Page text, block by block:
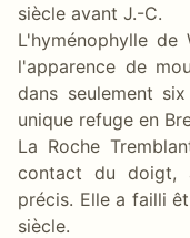
siècle avant J.-C.
L'hyménophylle
l'apparence de
dans seulement
unique refuge en
La Roche
contact du doigt,
précis. Elle a failli
siècle.